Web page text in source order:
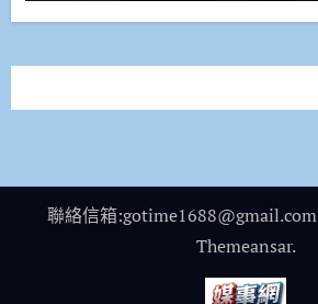
聯絡信箱:gotime1688@gmail.com
Themeansar.